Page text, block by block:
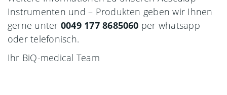
Instrumenten und – Produkten geben wir Ihnen
gerne unter 0049 177 8685060 per whatsapp
oder telefonisch.
Ihr BiQ-medical Team